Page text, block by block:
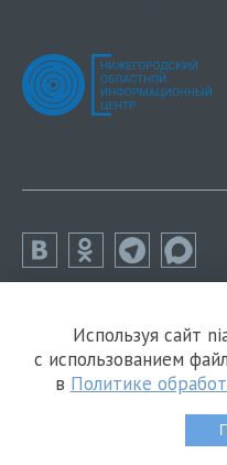
Используя сайт
с использованием
в Политике